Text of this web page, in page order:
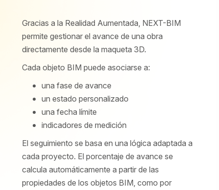
Gracias a la Realidad Aumentada, NEXT-BIM
permite gestionar el avance de una obra
directamente desde la maqueta 3D.
Cada objeto BIM puede asociarse a:
una fase de avance
un estado personalizado
una fecha límite
indicadores de medición
El seguimiento se basa en una lógica adaptada a
cada proyecto. El porcentaje de avance se
calcula automáticamente a partir de las
propiedades de los objetos BIM, como por